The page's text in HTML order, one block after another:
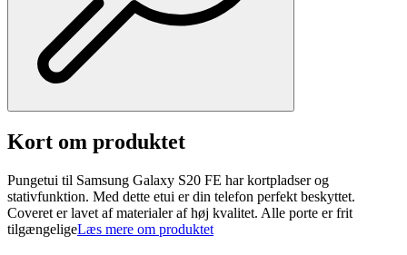
Kort om produktet
Pungetui til Samsung Galaxy S20 FE har kortpladser og
stativfunktion. Med dette etui er din telefon perfekt beskyttet.
Coveret er lavet af materialer af høj kvalitet. Alle porte er frit
tilgængeligeLæs mere om produktet